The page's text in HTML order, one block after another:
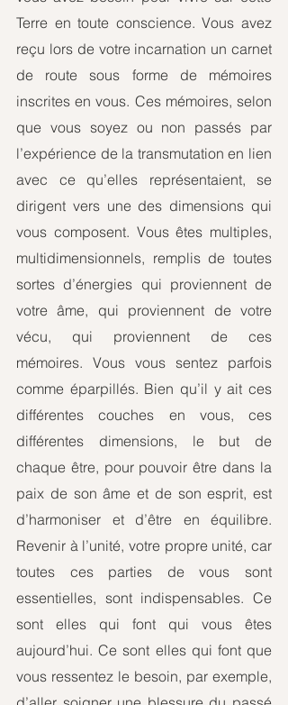
Terre en toute conscience. Vous avez
reçu lors de votre incarnation un carnet
de route sous forme de mémoires
inscrites en vous. Ces mémoires, selon
que vous soyez ou non passés par
l’expérience de la transmutation en lien
avec ce qu’elles représentaient, se
dirigent vers une des dimensions qui
vous composent. Vous êtes multiples,
multidimensionnels, remplis de toutes
sortes d’énergies qui proviennent de
votre âme, qui proviennent de votre
vécu, qui proviennent de ces
mémoires. Vous vous sentez parfois
comme éparpillés. Bien qu’il y ait ces
différentes couches en vous, ces
différentes dimensions, le but de
chaque être, pour pouvoir être dans la
paix de son âme et de son esprit, est
d’harmoniser et d’être en équilibre.
Revenir à l’unité, votre propre unité, car
toutes ces parties de vous sont
essentielles, sont indispensables. Ce
sont elles qui font qui vous êtes
aujourd’hui. Ce sont elles qui font que
vous ressentez le besoin, par exemple,